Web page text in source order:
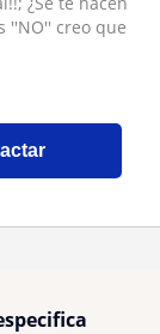
''NO'' creo que